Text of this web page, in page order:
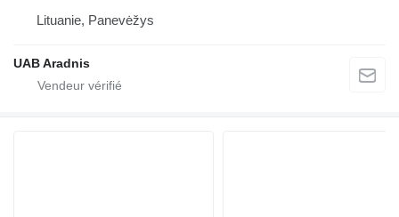
Lituanie, Panevėžys
UAB Aradnis